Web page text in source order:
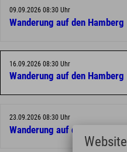
09.09.2026 08:30 Uhr
Wanderung auf den Hamberg
16.09.2026 08:30 Uhr
Wanderung auf den Hamberg
23.09.2026 08:30 Uhr
Wanderung auf den Hamberg
Website